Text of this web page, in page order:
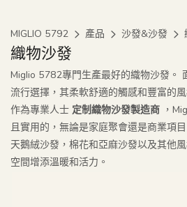
MIGLIO 5792 產品 沙發&沙發
織物沙發
Miglio 5782專門生產最好的織物沙發。
流行選擇，其柔軟舒適的觸感和豐富的風
作為專業人士 定制織物沙發製造商 ，
且實用的，無論是家庭聚會還是商業項
天鵝絨沙發，棉花和亞麻沙發以及其他
空間增添溫暖和活力。